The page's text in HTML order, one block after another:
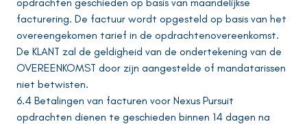
facturering. De factuur wordt opgesteld op basis van het
overeengekomen tarief in de opdrachtenovereenkomst.
De KLANT zal de geldigheid van de ondertekening van de
OVEREENKOMST door zijn aangestelde of mandatarissen
niet betwisten.
6.4 Betalingen van facturen voor Nexus Pursuit
opdrachten dienen te geschieden binnen 14 dagen na